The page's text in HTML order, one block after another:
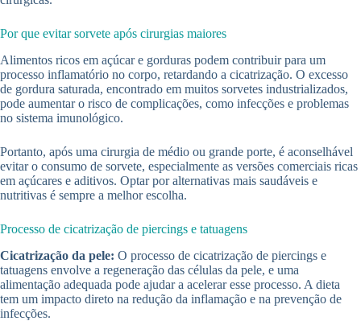
Por que evitar sorvete após cirurgias maiores
Alimentos ricos em açúcar e gorduras podem contribuir para um
processo inflamatório no corpo, retardando a cicatrização. O excesso
de gordura saturada, encontrado em muitos sorvetes industrializados,
pode aumentar o risco de complicações, como infecções e problemas
no sistema imunológico.
Portanto, após uma cirurgia de médio ou grande porte, é aconselhável
evitar o consumo de sorvete, especialmente as versões comerciais ricas
em açúcares e aditivos. Optar por alternativas mais saudáveis e
nutritivas é sempre a melhor escolha.
Processo de cicatrização de piercings e tatuagens
Cicatrização da pele: O processo de cicatrização de piercings e
tatuagens envolve a regeneração das células da pele, e uma
alimentação adequada pode ajudar a acelerar esse processo. A dieta
tem um impacto direto na redução da inflamação e na prevenção de
infecções.